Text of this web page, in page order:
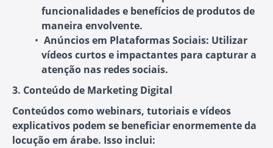
funcionalidades e benefícios de produtos de
maneira envolvente.
Anúncios em Plataformas Sociais: Utilizar
vídeos curtos e impactantes para capturar a
atenção nas redes sociais.
3. Conteúdo de Marketing Digital
Conteúdos como webinars, tutoriais e vídeos
explicativos podem se beneficiar enormemente da
locução em árabe. Isso inclui: